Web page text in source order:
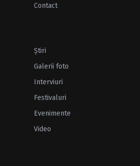
Contact
Ştiri
Galerii foto
Interviuri
Festivaluri
Evenimente
Video